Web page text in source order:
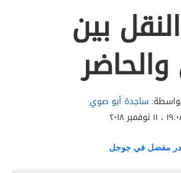
بين
ساجدة أبو صوي
١١ نوفمبر ٢٠١٨
مفضل في جوجل